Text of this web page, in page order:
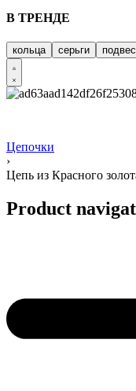
В ТРЕНДЕ
кольца серьги
Цепочки
›
Цепь из Красного
Product